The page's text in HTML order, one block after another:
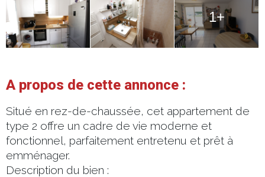
1+
A propos de cette annonce :
Situé en rez-de-chaussée, cet appartement de
type 2 offre un cadre de vie moderne et
fonctionnel, parfaitement entretenu et prêt à
emménager.
Description du bien :